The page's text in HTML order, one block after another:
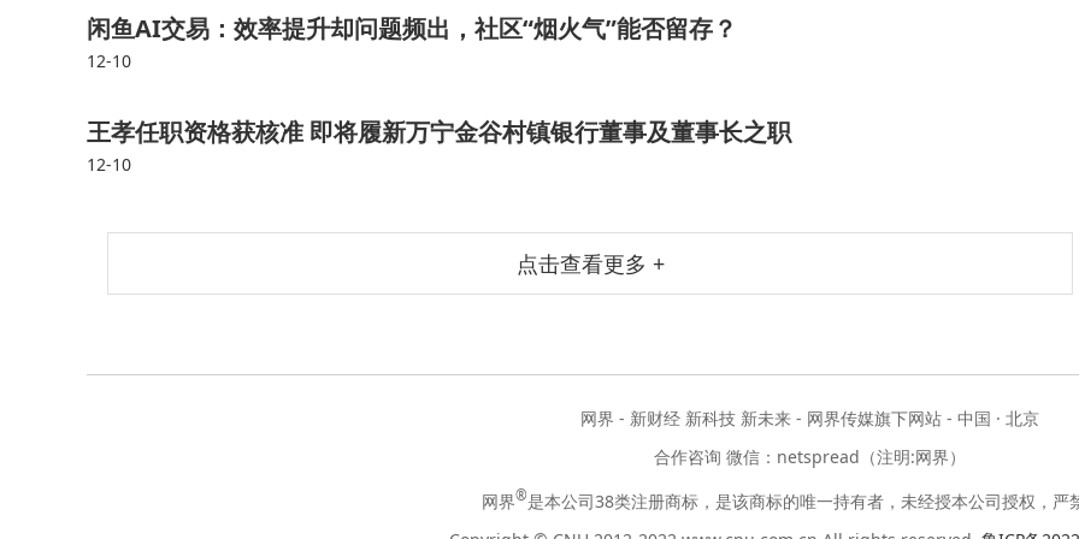
闲鱼AI交易：效率提升却问题频出，社区“烟火气”能否留存？
12-10
王孝任职资格获核准 即将履新万宁金谷村镇银行董事及董事长之职
12-10
点击查看更多 +
网界 - 新财经 新科技 新未来 - 网界传媒旗下网站 - 中国 · 北京
合作咨询 微信：netspread（注明:网界）
网界®是本公司38类注册商标，是该商标的唯一持有者，未经授本公司授权，严